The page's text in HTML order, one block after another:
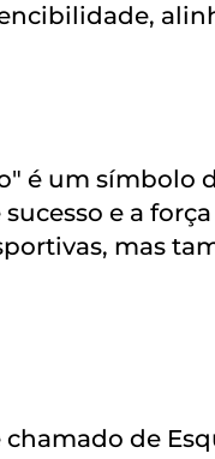
é um símbolo
e a
mas
chamado de